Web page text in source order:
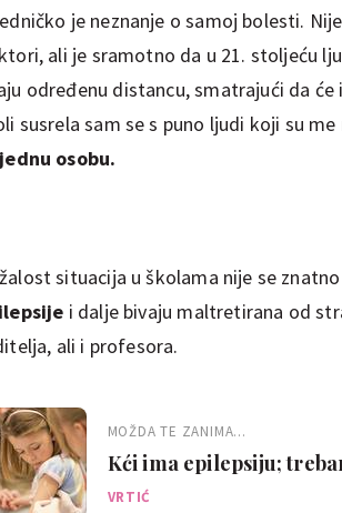
je neznanje o samoj bolesti.
ali je sramotno da u 21. stoljeću
određenu distancu, smatrajući da
susrela sam se s puno ljudi koji su me
osobu.
situacija u školama nije se
i dalje bivaju maltretirana od
ali i profesora.
MOŽDA TE ZANIMA...
Kći ima epilepsiju;
VRTIĆ